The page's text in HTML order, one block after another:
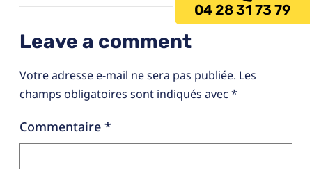
Leave a comment
Votre adresse e-mail ne sera pas publiée. Les
champs obligatoires sont indiqués avec *
Commentaire *
04 28 31 73 79